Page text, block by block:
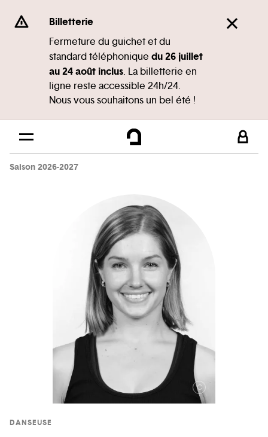
Se rendre au
Contenu principal
Pied de page
Billetterie
Fermeture du guichet et du
standard téléphonique du 26 juillet
au 24 août inclus. La billetterie en
ligne reste accessible 24h/24.
Nous vous souhaitons un bel été !
Saison 2026-2027
DANSEUSE
C